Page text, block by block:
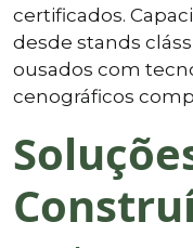
certificados.
desde stands
ousados com
cenográficos